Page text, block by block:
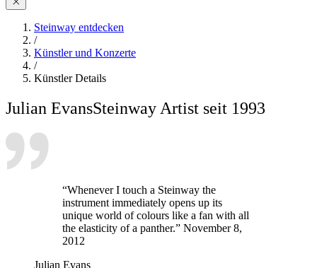
Steinway entdecken
/
Künstler und Konzerte
/
Künstler Details
Julian EvansSteinway Artist seit 1993
“Whenever I touch a Steinway the
instrument immediately opens up its
unique world of colours like a fan with all
the elasticity of a panther.” November 8,
2012
Julian Evans